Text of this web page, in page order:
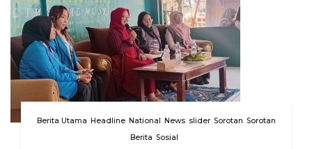
Berita Utama Headline National News slider Sorotan Sorotan
Berita Sosial